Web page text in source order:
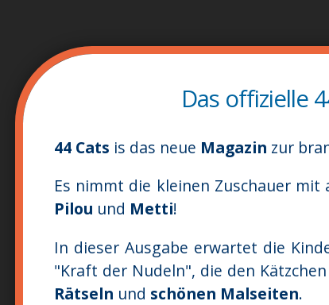
Das offizielle
44 Cats is das neue Magazin zur
Es nimmt die kleinen Zuschauer mit
Pilou und Metti!
In dieser Ausgabe erwartet die
"Kraft der Nudeln", die den
Rätseln und schönen Malseiten.